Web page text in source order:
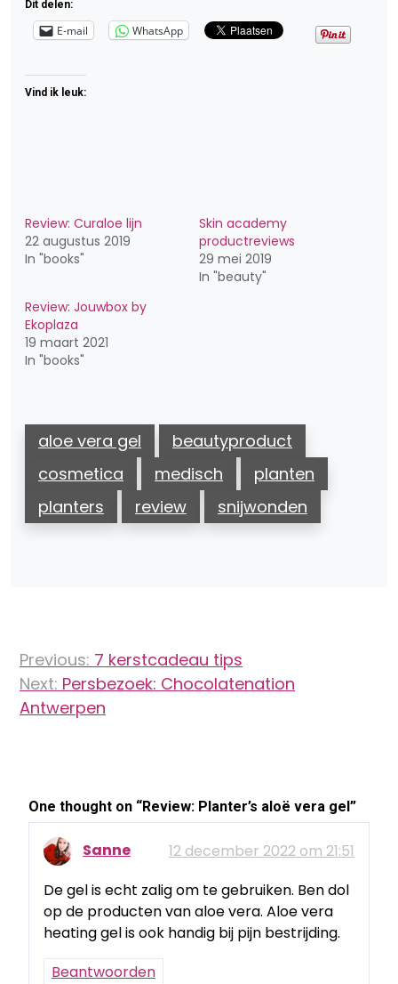
Dit delen:
E-mail WhatsApp
Vind ik leuk:
Review: Curaloe lijn
22 augustus 2019
In "books"
Skin academy
productreviews
29 mei 2019
In "beauty"
Review: Jouwbox by
Ekoplaza
19 maart 2021
In "books"
aloe vera gel
beautyproduct
cosmetica
medisch
planten
planters
review snijwonden
navigatie
Previous: 7 kerstcadeau tips
Next: Persbezoek: Chocolatenation
Antwerpen
One thought on “Review: Planter’s aloë vera gel”
Sanne
12 december 2022 om 21:51
De gel is echt zalig om te gebruiken. Ben dol
op de producten van aloe vera. Aloe vera
heating gel is ook handig bij pijn bestrijding.
Beantwoorden